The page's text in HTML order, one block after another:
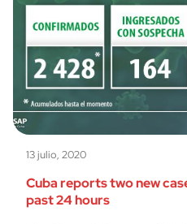
13 julio, 2020
Cuba reports two new
past 24 hours